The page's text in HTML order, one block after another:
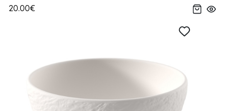
20.00€